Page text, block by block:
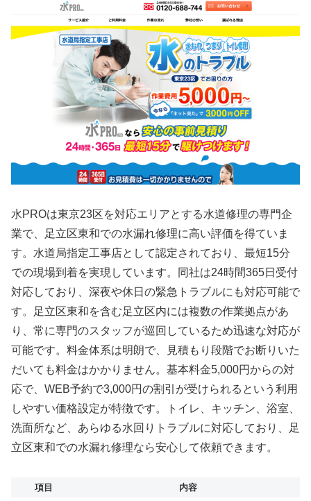
水PROは東京23区を対応エリアとする水道修理の専門企
業で、足立区東和での水漏れ修理に高い評価を得ていま
す。水道局指定工事店として認定されており、最短15分
での現場到着を実現しています。同社は24時間365日受付
対応しており、深夜や休日の緊急トラブルにも対応可能で
す。足立区東和を含む足立区内には複数の作業拠点があ
り、常に専門のスタッフが巡回しているため迅速な対応が
可能です。料金体系は明朗で、見積もり段階でお断りいた
だいても料金はかかりません。基本料金5,000円からの対
応で、WEB予約で3,000円の割引が受けられるという利用
しやすい価格設定が特徴です。トイレ、キッチン、浴室、
洗面所など、あらゆる水回りトラブルに対応しており、足
立区東和での水漏れ修理なら安心して依頼できます。
項目
内容